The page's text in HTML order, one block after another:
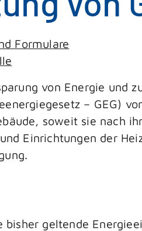
Formulare
von Energie und
– GEG)
soweit sie nach
Einrichtungen der
bisher geltende